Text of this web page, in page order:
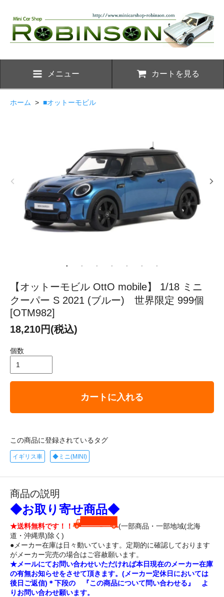
メニュー カートを見る
ホーム > ■オットーモビル
【オットーモビル OttO mobile】 1/18 ミニ
クーパー S 2021 (ブルー) 世界限定 999個
[OTM982]
18,210円(税込)
個数
カートに入れる
この商品に登録されているタグ
イギリス車 ◆ミニ(MINI)
商品の説明
◆お取り寄せ商品◆
★送料無料です！！
(一部商品・一部地域(北海
道・沖縄県)除く)
●メーカー在庫は日々動いています。定期的に確認しております
がメーカー完売の場合はご容赦願います。
★メールにてお問い合わせいただければ本日現在のメーカー在庫
の有無お知らせをさせて頂きます。(メーカー定休日においては
後日ご返信)＊下段の 『この商品について問い合わせる』 よ
りお問い合わせ願います。